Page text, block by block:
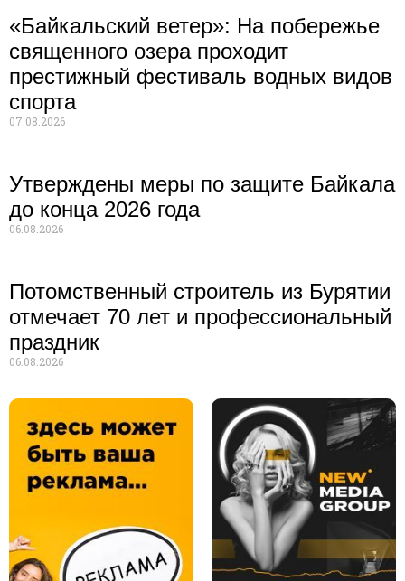
«Байкальский ветер»: На побережье
священного озера проходит
престижный фестиваль водных видов
спорта
07.08.2026
Утверждены меры по защите Байкала
до конца 2026 года
06.08.2026
Потомственный строитель из Бурятии
отмечает 70 лет и профессиональный
праздник
06.08.2026